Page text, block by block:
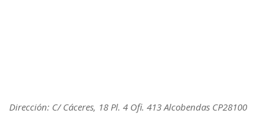
Dirección: C/ Cáceres, 18 Pl. 4 Ofi. 413 Alcobendas CP28100